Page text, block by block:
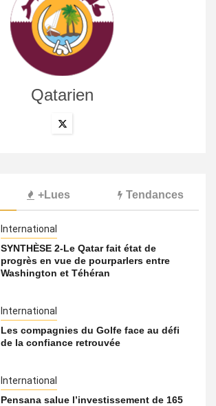
Qatarien
+Lues Tendances
International
SYNTHÈSE 2-Le Qatar fait état de
progrès en vue de pourparlers entre
Washington et Téhéran
International
Les compagnies du Golfe face au défi
de la confiance retrouvée
International
Pensana salue l’investissement de 165